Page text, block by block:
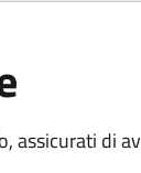
assicurati di